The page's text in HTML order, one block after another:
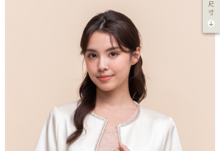
尺
寸